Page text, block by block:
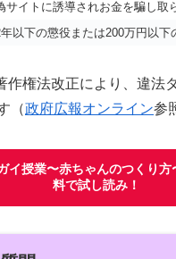
サイトに誘導されお金を騙し取
以下の懲役または200万円以下
作権法改正により、違法
（政府広報オンライン参
イ授業〜赤ちゃんのつくり
料で試し読み！